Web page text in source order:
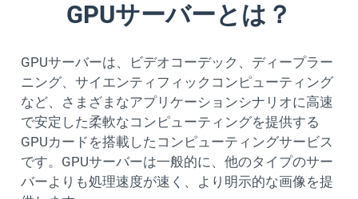
GPUサーバーとは？
GPUサーバーは、ビデオコーデック、ディープラー
ニング、サイエンティフィックコンピューティング
など、さまざまなアプリケーションシナリオに高速
で安定した柔軟なコンピューティングを提供する
GPUカードを搭載したコンピューティングサービス
です。GPUサーバーは一般的に、他のタイプのサー
バーよりも処理速度が速く、より明示的な画像を提